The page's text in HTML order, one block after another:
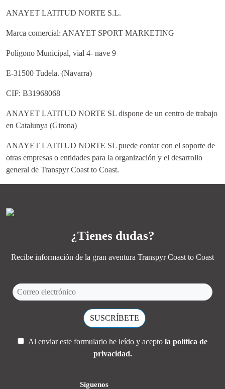
ANAYET LATITUD NORTE S.L.
Marca comercial: ANAYET SPORT MARKETING
Polígono Municipal, vial 4- nave 9
E-31500 Tudela. (Navarra)
CIF: B31968068
ANAYET LATITUD NORTE SL dispone de un centro de trabajo
en Catalunya (Girona)
ANAYET LATITUD NORTE SL puede contar con el soporte de
otras empresas o entidades para la organización y el desarrollo
general de Transpyr Coast to Coast.
¿Tienes dudas?
Recibe información de la gran aventura Transpyr Coast to Coast
Al enviar este formulario he leído y acepto la política de
privacidad.
Síguenos